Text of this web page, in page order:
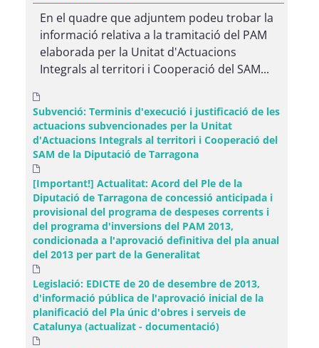
En el quadre que adjuntem podeu trobar la
informació relativa a la tramitació del PAM
elaborada per la Unitat d'Actuacions
Integrals al territori i Cooperació del SAM...
Subvenció: Terminis d'execució i justificació de les
actuacions subvencionades per la Unitat
d'Actuacions Integrals al territori i Cooperació del
SAM de la Diputació de Tarragona
[Important!] Actualitat: Acord del Ple de la
Diputació de Tarragona de concessió anticipada i
provisional del programa de despeses corrents i
del programa d'inversions del PAM 2013,
condicionada a l'aprovació definitiva del pla anual
del 2013 per part de la Generalitat
Legislació: EDICTE de 20 de desembre de 2013,
d'informació pública de l'aprovació inicial de la
planificació del Pla únic d'obres i serveis de
Catalunya (actualizat - documentació)